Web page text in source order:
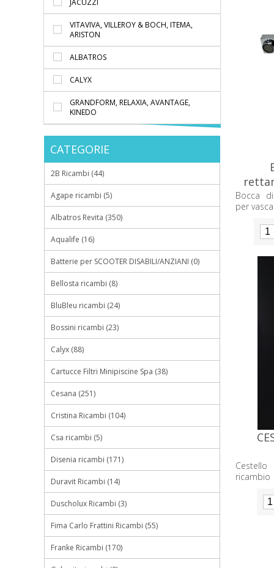
Bocca
per
JACUZZI
VITAVIVA, VILLEROY & BOCH, ITEMA,
ARISTON
ALBATROS
CALYX
GRANDFORM, RELAXIA, AVANTAGE,
KINEDO
CATEGORIE
2B Ricambi (44)
Agape ricambi (5)
Albatros Revita (350)
Aqualife (16)
Batterie per SCOOTER DISABILI/ANZIANI (0)
Bellosta ricambi (8)
BluBleu ricambi (24)
Bossini ricambi (23)
Calyx (88)
Cartucce Filtri Minipiscine Spa (38)
Cesana (251)
Cristina Ricambi (104)
Csa ricambi (5)
Disenia ricambi (171)
Duravit Ricambi (14)
Duscholux Ricambi (3)
Fima Carlo Frattini Ricambi (55)
Franke Ricambi (170)